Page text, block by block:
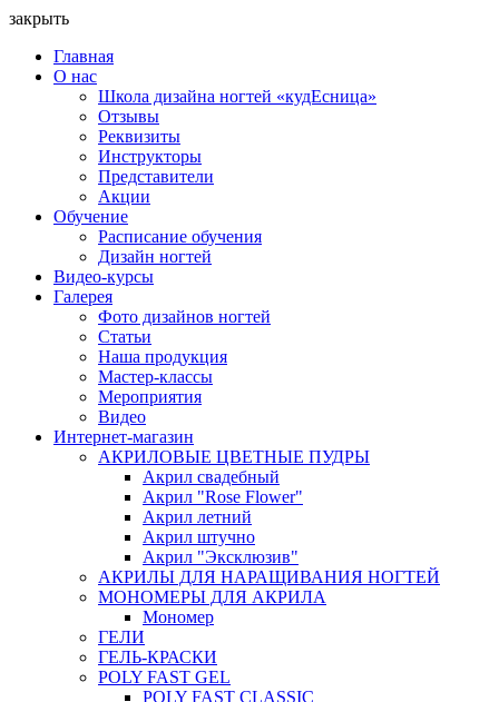
закрыть
Главная
О нас
Школа дизайна ногтей «кудЕсница»
Отзывы
Реквизиты
Инструкторы
Представители
Акции
Обучение
Расписание обучения
Дизайн ногтей
Видео-курсы
Галерея
Фото дизайнов ногтей
Статьи
Наша продукция
Мастер-классы
Мероприятия
Видео
Интернет-магазин
АКРИЛОВЫЕ ЦВЕТНЫЕ ПУДРЫ
Акрил свадебный
Акрил "Rose Flower"
Акрил летний
Акрил штучно
Акрил "Эксклюзив"
АКРИЛЫ ДЛЯ НАРАЩИВАНИЯ НОГТЕЙ
МОНОМЕРЫ ДЛЯ АКРИЛА
Мономер
ГЕЛИ
ГЕЛЬ-КРАСКИ
POLY FAST GEL
POLY FAST CLASSIC